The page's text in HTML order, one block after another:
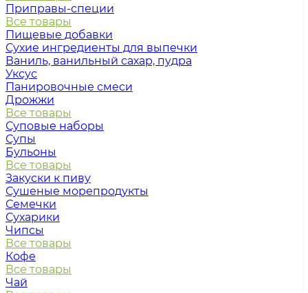
Приправы-специи
Все товары
Пищевые добавки
Сухие ингредиенты для выпечки
Ваниль, ванильный сахар, пудра
Уксус
Панировочные смеси
Дрожжи
Все товары
Суповые наборы
Супы
Бульоны
Все товары
Закуски к пиву
Сушеные морепродукты
Семечки
Сухарики
Чипсы
Все товары
Кофе
Все товары
Чай